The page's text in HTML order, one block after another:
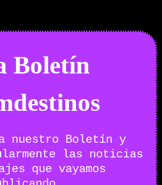
Boletín
nuestro Boletín y
las noticias
que vayamos